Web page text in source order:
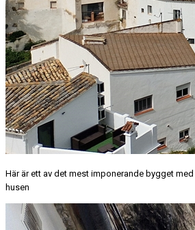
Här är ett av det mest imponerande bygget
husen